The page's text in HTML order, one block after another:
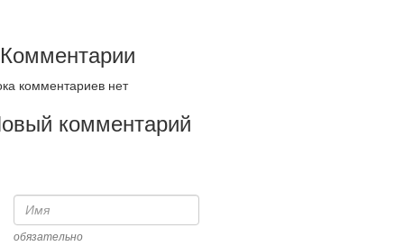
Комментарии
комментариев нет
комментарий
Имя
обязательно